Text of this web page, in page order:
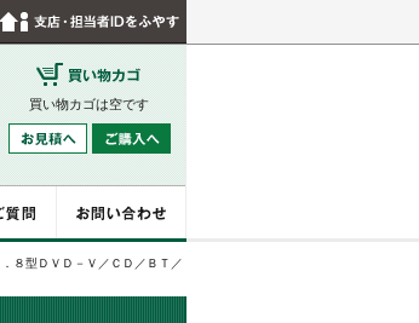
買い物カゴは空です
．８型ＤＶＤ－Ｖ／ＣＤ／ＢＴ／